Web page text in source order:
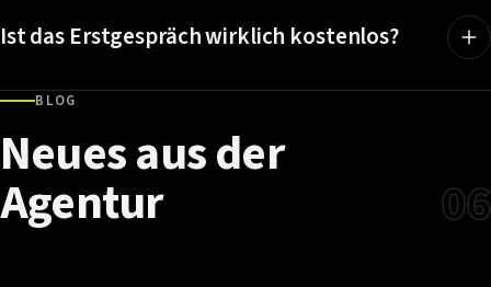
Ist das Erstgespräch wirklich kostenlos?
BLOG
Neuesausder
Agentur 06